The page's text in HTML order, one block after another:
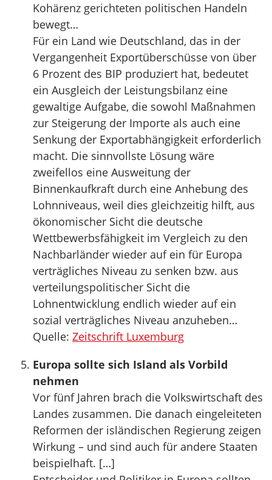
Kohärenz gerichteten politischen Handeln
bewegt…
Für ein Land wie Deutschland, das in der
Vergangenheit Exportüberschüsse von über
6 Prozent des BIP produziert hat, bedeutet
ein Ausgleich der Leistungsbilanz eine
gewaltige Aufgabe, die sowohl Maßnahmen
zur Steigerung der Importe als auch eine
Senkung der Exportabhängigkeit erforderlich
macht. Die sinnvollste Lösung wäre
zweifellos eine Ausweitung der
Binnenkaufkraft durch eine Anhebung des
Lohnniveaus, weil dies gleichzeitig hilft, aus
ökonomischer Sicht die deutsche
Wettbewerbsfähigkeit im Vergleich zu den
Nachbarländer wieder auf ein für Europa
verträgliches Niveau zu senken bzw. aus
verteilungspolitischer Sicht die
Lohnentwicklung endlich wieder auf ein
sozial verträgliches Niveau anzuheben…
Quelle: Zeitschrift Luxemburg
Europa sollte sich Island als Vorbild
nehmen
Vor fünf Jahren brach die Volkswirtschaft des
Landes zusammen. Die danach eingeleiteten
Reformen der isländischen Regierung zeigen
Wirkung – und sind auch für andere Staaten
beispielhaft. […]